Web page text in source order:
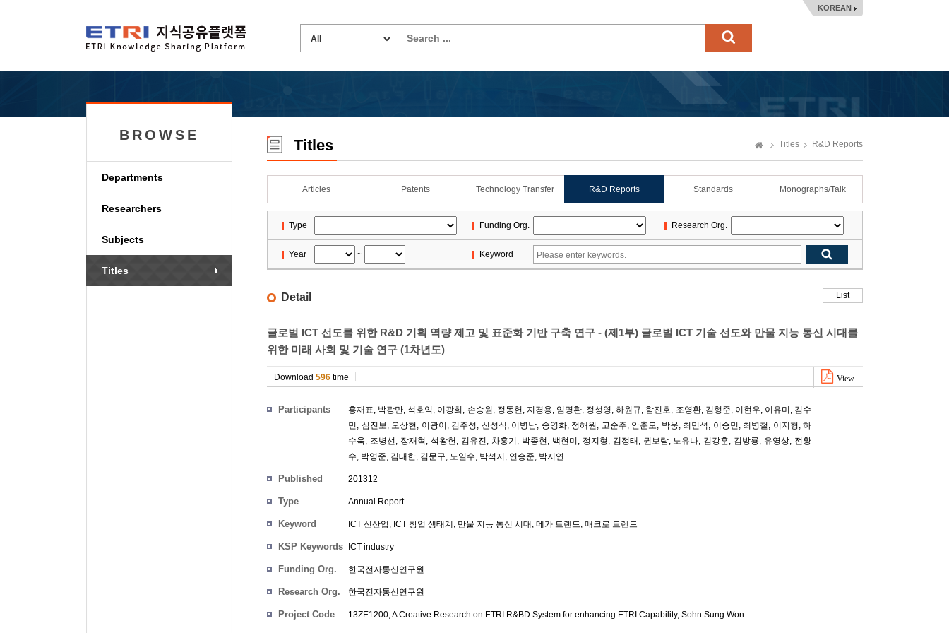
KOREAN
BROWSE
Departments
Researchers
Subjects
Titles
Titles Titles R&D Reports
Articles Patents Technology Transfer R&D Reports Standards Monographs/Talk
Type Funding Org. Research Org.
Year ~ Keyword
Detail List
글로벌 ICT 선도를 위한 R&D 기획 역량 제고 및 표준화 기반 구축 연구 - (제1부) 글로벌 ICT 기술 선도와 만물 지능 통신 시대를
위한 미래 사회 및 기술 연구 (1차년도)
Download 596 time View
Participants 홍재표, 박광만,석호익, 이광희 , 손승원 , 정동헌, 지경용, 임명환, 정성영,하원규, 함진호, 조영환, 김형준, 이현우, 이유미 , 김수
민, 심진보, 오상현 , 이광이 , 김주성, 신성식, 이병남, 송영화, 정해원 , 고순주, 안춘모, 박웅, 최민석 , 이승민, 최병철 , 이지형,하
수욱, 조병선, 장재혁 , 석왕헌, 김유진, 차홍기 , 박종현 , 백현미 , 정지형, 김정태 , 권보람, 노유나, 김강훈, 김방룡, 유영상, 전황
수, 박영준, 김태한, 김문구, 노일수, 박석지 , 연승준, 박지연
Published 201312
Type Annual Report
Keyword ICT 신산업, ICT 창업 생태계, 만물 지능 통신 시대, 메가 트렌드, 매크로 트렌드
KSP Keywords ICT industry
Funding Org. 한국전자통신연구원
Research Org. 한국전자통신연구원
Project Code 13ZE1200, A Creative Research on ETRI R&BD System for enhancing ETRI Capability, Sohn Sung Won